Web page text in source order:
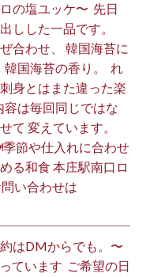
の塩ユッケ〜 ⁡ 先日
しした一品です。
合わせ、 韓国海苔に
国海苔の香り。 ⁡ れ
身とはまた違った楽
容は毎回同じではな
て 変えています。
仕入れに合わせ
る和食 本庄駅南口ロ
い合わせは
はDMからでも。〜
ています ⁡ ご希望の日